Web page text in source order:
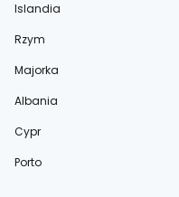
Islandia
Rzym
Majorka
Albania
Cypr
Porto